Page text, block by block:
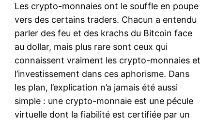
Les crypto-monnaies ont le souffle en poupe
vers des certains traders. Chacun a entendu
parler des feu et des krachs du Bitcoin face
au dollar, mais plus rare sont ceux qui
connaissent vraiment les crypto-monnaies et
l’investissement dans ces aphorisme. Dans
les plan, l’explication n’a jamais été aussi
simple : une crypto-monnaie est une pécule
virtuelle dont la fiabilité est certifiée par un